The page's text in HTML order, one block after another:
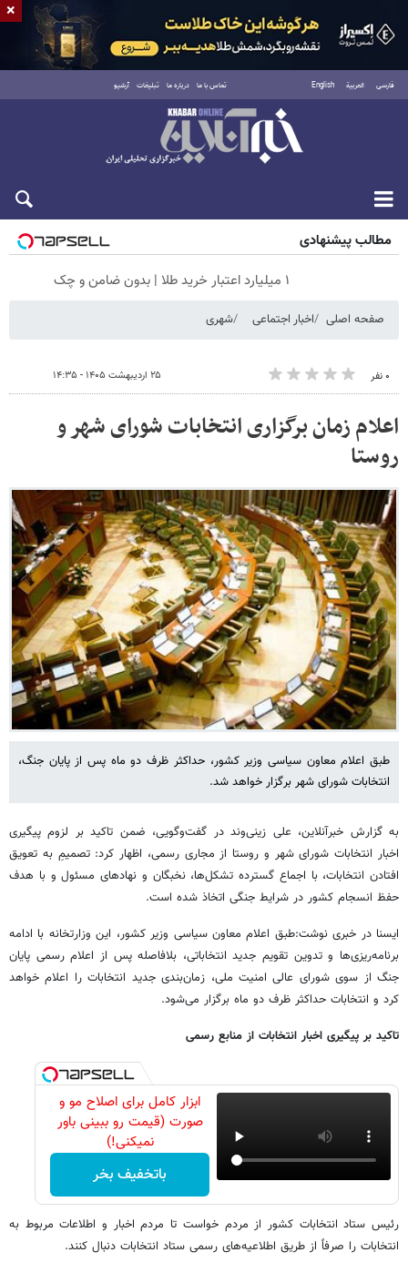
فارسی العربية English تماس با ما درباره ما تبلیغات آرشیو
جمعه ۱۶ مرداد ۱۴۰۵
مطالب پیشنهادی
۱ میلیارد اعتبار خرید طلا | بدون ضامن و چک
صفحه اصلی اخبار اجتماعی شهری
۰ نفر ۲۵ اردیبهشت ۱۴۰۵ - ۱۴:۳۵
اعلام زمان برگزاری انتخابات شورای شهر و
روستا
طبق اعلام معاون سیاسی وزیر کشور، حداکثر ظرف دو ماه پس از پایان جنگ،
انتخابات شورای شهر برگزار خواهد شد.
به گزارش خبرآنلاین، علی زینی‌وند در گفت‌وگویی، ضمن تاکید بر لزوم پیگیری
اخبار انتخابات شورای شهر و روستا از مجاری رسمی، اظهار کرد: تصمیمِ به تعویق
افتادن انتخابات، با اجماع گسترده تشکل‌ها، نخبگان و نهادهای مسئول و با هدف
حفظ انسجام کشور در شرایط جنگی اتخاذ شده است.
ایسنا در خبری نوشت:طبق اعلام معاون سیاسی وزیر کشور، این وزارتخانه با ادامه
برنامه‌ریزی‌ها و تدوین تقویم جدید انتخاباتی، بلافاصله پس از اعلام رسمی پایان
جنگ از سوی شورای عالی امنیت ملی، زمان‌بندی جدید انتخابات را اعلام خواهد
کرد و انتخابات حداکثر ظرف دو ماه برگزار می‌شود.
تاکید بر پیگیری اخبار انتخابات از منابع رسمی
ابزار کامل برای اصلاح مو و
صورت (قیمت رو ببینی باور
نمیکنی!)
باتخفیف بخر
رئیس ستاد انتخابات کشور از مردم خواست تا مردم اخبار و اطلاعات مربوط به
انتخابات را صرفاً از طریق اطلاعیه‌های رسمی ستاد انتخابات دنبال کنند.
×